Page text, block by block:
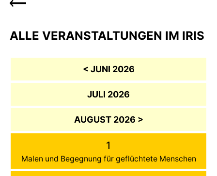
ALLE VERANSTALTUNGEN IM IRIS
< JUNI 2026
JULI 2026
AUGUST 2026 >
1
Malen und Begegnung für geflüchtete Menschen